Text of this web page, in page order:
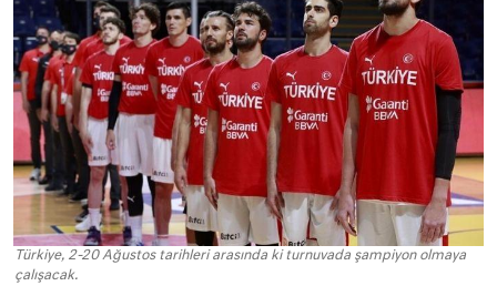
Türkiye, 2-20 Ağustos tarihleri arasında ki turnuvada şampiyon olmaya
çalışacak.